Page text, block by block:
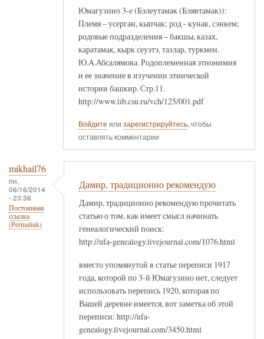
Юмагузино 3-е (Бэлеутамак (Блявтамак)):
Племя – усерган, кыпчак; род - кунак, сэнкем;
родовые подразделения – бакшы, казах,
каратамак, кырк сеуэтэ, тазлар, туркмен.
Ю.А.Абсалямова. Родоплеменная этнонимия
и ее значение в изучении этнической
истории башкир. Стр.11.
http://www.lib.csu.ru/vch/125/001.pdf
Войдите или зарегистрируйтесь, чтобы
оставлять комментарии
mikhail76
пн,
06/16/2014
- 23:36
Постоянная
ссылка
(Permalink)
Дамир, традиционно рекомендую
Дамир, традиционно рекомендую прочитать
статью о том, как имеет смысл начинать
генеалогический поиск:
http://ufa-genealogy.livejournal.com/1076.html
вместо упомянутой в статье переписи 1917
года, которой по 3-й Юмагузино нет, следует
использовать перепись 1920, которая по
Вашей деревне имеется, вот заметка об этой
переписи: http://ufa-
genealogy.livejournal.com/3450.html